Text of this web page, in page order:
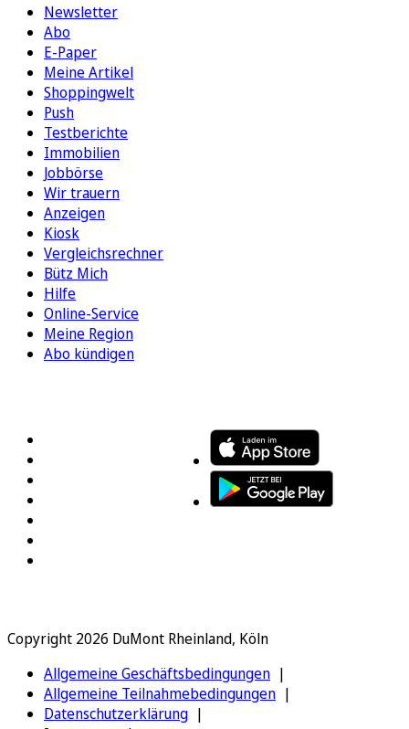
Newsletter
Abo
E-Paper
Meine Artikel
Shoppingwelt
Push
Testberichte
Immobilien
Jobbörse
Wir trauern
Anzeigen
Kiosk
Vergleichsrechner
Bütz Mich
Hilfe
Online-Service
Meine Region
Abo kündigen
Copyright 2026 DuMont Rheinland, Köln
Allgemeine Geschäftsbedingungen
Allgemeine Teilnahmebedingungen
Datenschutzerklärung